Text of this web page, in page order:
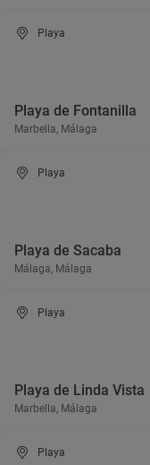
Playa
Playa de Fontanilla
Marbella, Málaga
Playa
Playa de Sacaba
Málaga, Málaga
Playa
Playa de Linda Vista
Marbella, Málaga
Playa